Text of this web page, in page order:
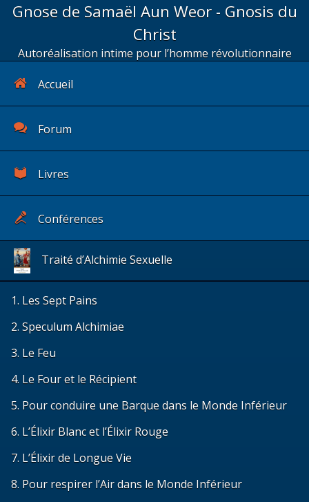
Gnose de Samaël Aun Weor - Gnosis du
Christ
Autoréalisation intime pour l’homme révolutionnaire
Accueil
Forum
Livres
Conférences
Traité d’Alchimie Sexuelle
1. Les Sept Pains
2. Speculum Alchimiae
3. Le Feu
4. Le Four et le Récipient
5. Pour conduire une Barque dans le Monde Inférieur
6. L’Élixir Blanc et l’Élixir Rouge
7. L’Élixir de Longue Vie
8. Pour respirer l’Air dans le Monde Inférieur